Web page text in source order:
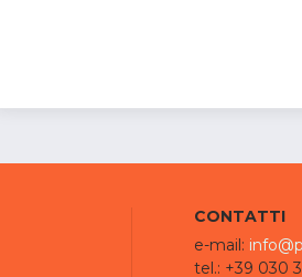
CONTATTI
e-mail:
tel.: +39 030